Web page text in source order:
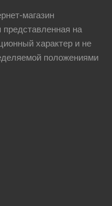
магазин
представленная на
характер и не
положениями